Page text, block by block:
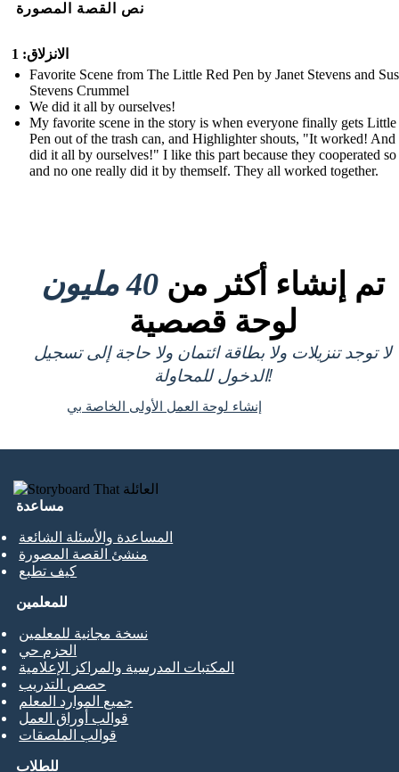
نص القصة المصورة
الانزلاق: 1
Favorite Scene from The Little Red Pen by Janet Stevens and
Stevens Crummel
We did it all by ourselves!
My favorite scene in the story is when everyone finally gets Little
Pen out of the trash can, and Highlighter shouts, "It worked! And
did it all by ourselves!" I like this part because they cooperated
and no one really did it by themself. They all worked together.
تم إنشاء أكثر من 40 مليون
لوحة قصصية
لا توجد تنزيلات ولا بطاقة ائتمان ولا حاجة إلى تسجيل
الدخول للمحاولة!
إنشاء لوحة العمل الأولى الخاصة بي
مساعدة
المساعدة والأسئلة الشائعة
منشئ القصة المصورة
كيف تطبع
للطلاب
للمعلمين
نسخة مجانية للمعلمين
الحزم حي
المكتبات المدرسية والمراكز الإعلامية
حصص التدريب
جميع الموارد المعلم
قوالب أوراق العمل
قوالب الملصقات